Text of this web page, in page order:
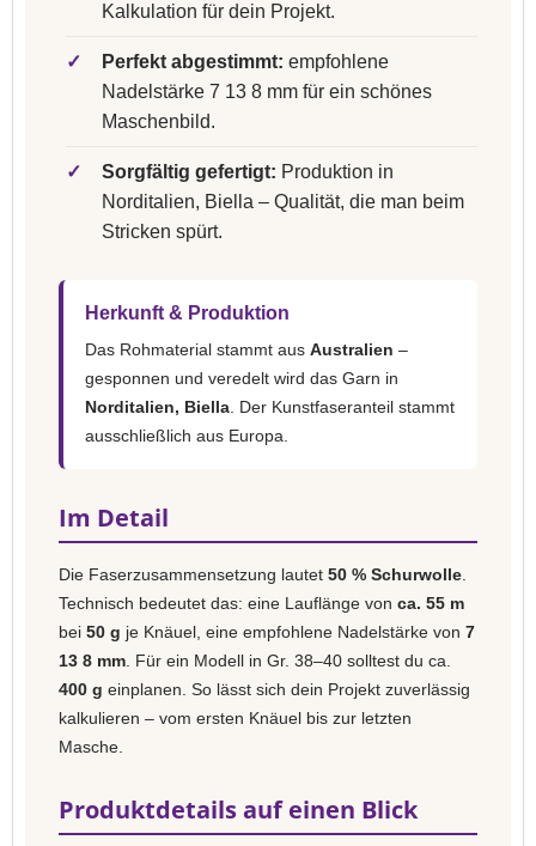
Kalkulation für dein Projekt.
✓ Perfekt abgestimmt: empfohlene
Nadelstärke 7 13 8 mm für ein schönes
Maschenbild.
✓ Sorgfältig gefertigt: Produktion in
Norditalien, Biella – Qualität, die man beim
Stricken spürt.
Herkunft & Produktion
Das Rohmaterial stammt aus Australien –
gesponnen und veredelt wird das Garn in
Norditalien, Biella . Der Kunstfaseranteil stammt
ausschließlich aus Europa.
Im Detail
Die Faserzusammensetzung lautet 50 % Schurwolle
Technisch bedeutet das: eine Lauflänge von ca. 55 m
bei 50 g je Knäuel, eine empfohlene Nadelstärke von 7
13 8 mm . Für ein Modell in Gr. 38–40 solltest du ca.
400 g einplanen. So lässt sich dein Projekt zuverlässig
kalkulieren – vom ersten Knäuel bis zur letzten
Masche.
Produktdetails auf einen Blick